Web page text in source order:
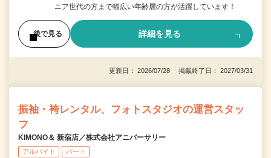
ニア世代の方まで幅広い年齢層の方が活躍しています！
後で見る 詳細を見る
更新日： 2026/07/28 掲載終了日： 2027/03/31
振袖・袴レンタル、フォトスタジオの運営スタッ
フ
KIMONO＆ 新宿店／株式会社アニバーサリー
アルバイト パート